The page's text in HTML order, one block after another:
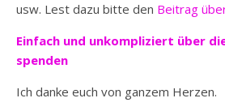
usw. Lest dazu bitte den Beitrag
Einfach und unkompliziert über
spenden
Ich danke euch von ganzem Herzen.